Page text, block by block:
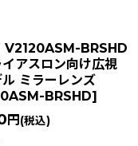
V2120ASM-BRSHD
イアスロン向け広視
ミラーレンズ
BRSHD]
円 (税込)